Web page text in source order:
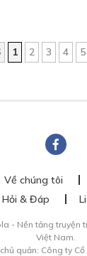
1 2 3 4 5
Về chúng tôi
Hỏi & Đáp
- Nền tảng truyện
Việt Nam.
quản: Công ty